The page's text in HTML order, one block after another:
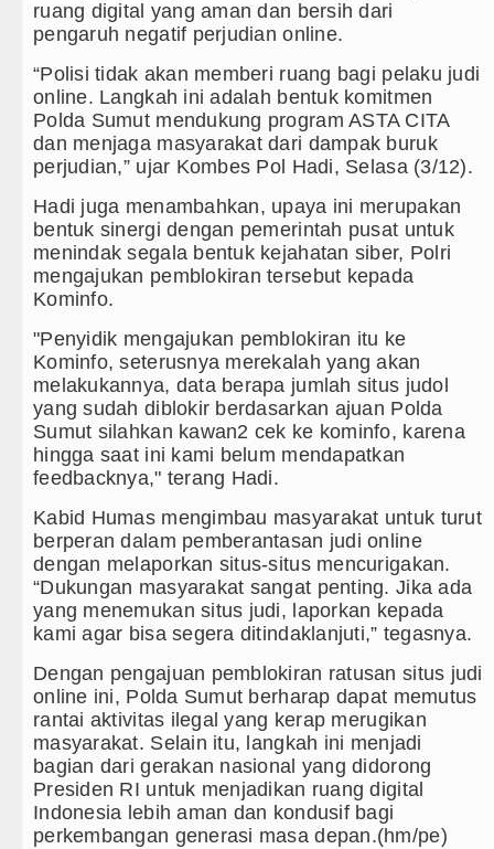
Harus Dirasakan Masyarakat Lewat Peningkatan
Kotarih Ringkus Pelaku Curanmor di Tebing
Persahabatan di Anfield Minggu 9 Agustus 2026
Madrid Persahabatan di Seoul Minggu 9
di Grand Slam Tenis US Open 2026 untuk
Milan di Laga Persahabatan di Perth
ruang digital yang aman dan bersih dari
pengaruh negatif perjudian online.
“Polisi tidak akan memberi ruang bagi pelaku judi
online. Langkah ini adalah bentuk komitmen
Polda Sumut mendukung program ASTA CITA
dan menjaga masyarakat dari dampak buruk
perjudian,” ujar Kombes Pol Hadi, Selasa (3/12).
Hadi juga menambahkan, upaya ini merupakan
bentuk sinergi dengan pemerintah pusat untuk
menindak segala bentuk kejahatan siber, Polri
mengajukan pemblokiran tersebut kepada
Kominfo.
"Penyidik mengajukan pemblokiran itu ke
Kominfo, seterusnya merekalah yang akan
melakukannya, data berapa jumlah situs judol
yang sudah diblokir berdasarkan ajuan Polda
Sumut silahkan kawan2 cek ke kominfo, karena
hingga saat ini kami belum mendapatkan
feedbacknya," terang Hadi.
Kabid Humas mengimbau masyarakat untuk turut
berperan dalam pemberantasan judi online
dengan melaporkan situs-situs mencurigakan.
“Dukungan masyarakat sangat penting. Jika ada
yang menemukan situs judi, laporkan kepada
kami agar bisa segera ditindaklanjuti,” tegasnya.
Dengan pengajuan pemblokiran ratusan situs judi
online ini, Polda Sumut berharap dapat memutus
rantai aktivitas ilegal yang kerap merugikan
masyarakat. Selain itu, langkah ini menjadi
bagian dari gerakan nasional yang didorong
Presiden RI untuk menjadikan ruang digital
Indonesia lebih aman dan kondusif bagi
perkembangan generasi masa depan.(hm/pe)